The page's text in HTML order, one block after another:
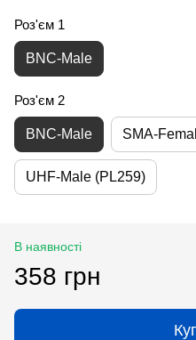
Роз'єм 1
BNC-Male
Роз'єм 2
BNC-Male SMA-
UHF-Male (PL259)
В наявності
358 грн